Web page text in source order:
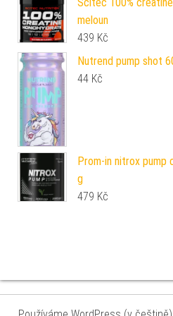
meloun
439 Kč
Nutrend pump shot
44 Kč
Prom-in nitrox pump
g
479 Kč